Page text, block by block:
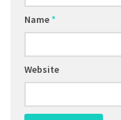
Name*
Website